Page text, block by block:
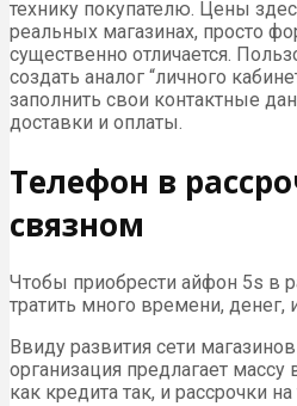
технику покупателю. Цены
реальных магазинах, просто
существенно отличается.
создать аналог “личного
заполнить свои контактные
доставки и оплаты.
Телефон в
связном
Чтобы приобрести айфон 5s в
тратить много времени, денег,
Ввиду развития сети
организация предлагает
как кредита так, и рассрочки